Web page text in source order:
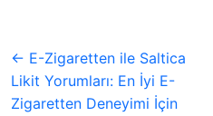
← E-Zigaretten ile Saltica
Likit Yorumları: En İyi E-
Zigaretten Deneyimi İçin